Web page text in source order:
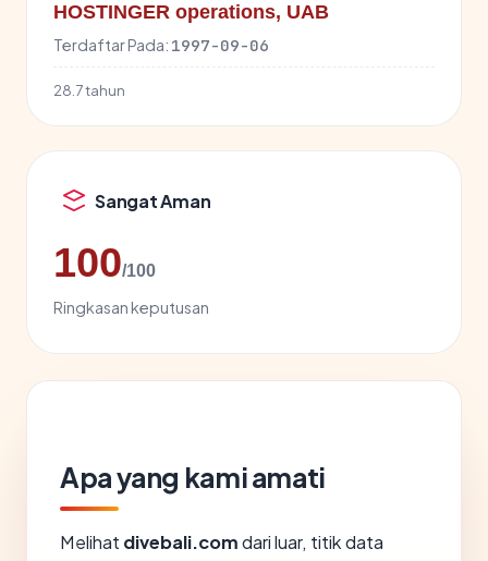
HOSTINGER operations, UAB
Terdaftar Pada: 1997-09-06
28.7 tahun
Sangat Aman
100/100
Ringkasan keputusan
Apa yang kami amati
Melihat divebali.comdari luar, titik data